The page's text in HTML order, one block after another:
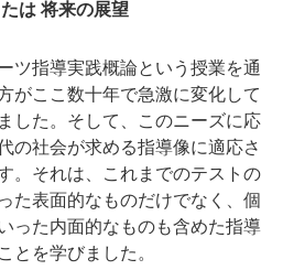
は 将来の展望
ツ指導実践概論という授業を通
がここ数十年で急激に変化して
した。そして、このニーズに応
の社会が求める指導像に適応さ
。それは、これまでのテストの
た表面的なものだけでなく、個
った内面的なものも含めた指導
とを学びました。